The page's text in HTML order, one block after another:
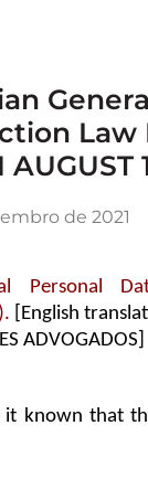
Law
AUGUST
de 2021
Personal
[English
ADVOGADOS]
it known that